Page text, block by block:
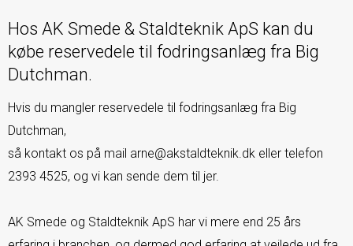
Hos AK Smede & Staldteknik ApS kan du
købe reservedele til fodringsanlæg fra Big
Dutchman.
Hvis du mangler reservedele til fodringsanlæg fra Big
Dutchman,
så kontakt os på mail arne@akstaldteknik.dk eller telefon
2393 4525, og vi kan sende dem til jer.
AK Smede og Staldteknik ApS har vi mere end 25 års